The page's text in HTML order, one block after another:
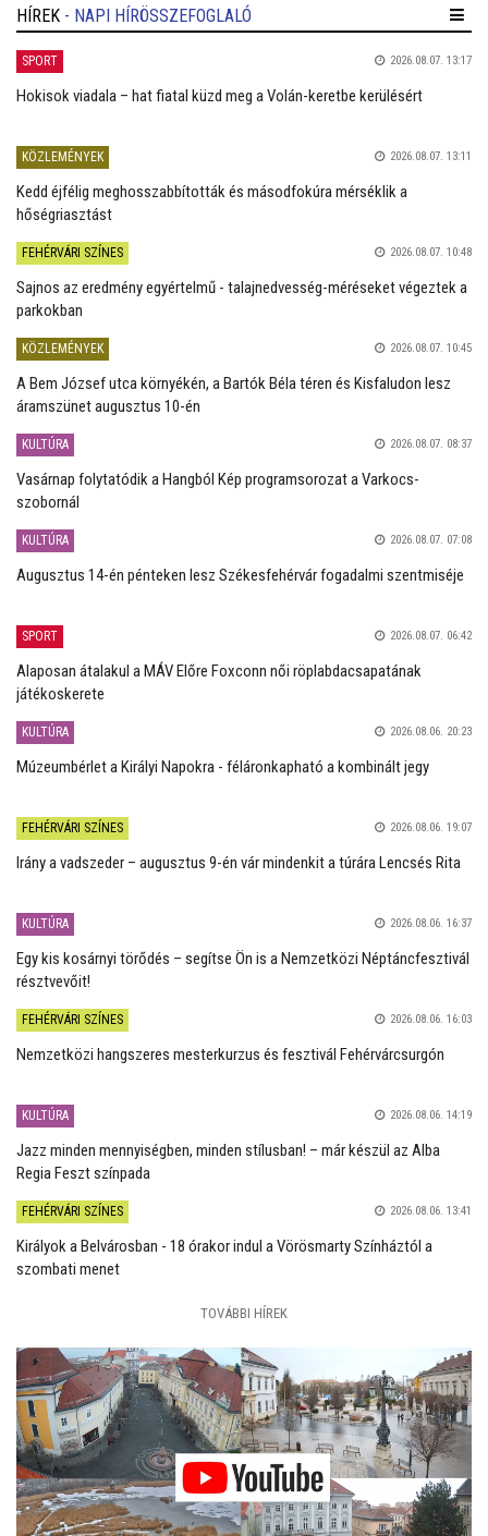
HÍREK - NAPI HÍRÖSSZEFOGLALÓ
SPORT 2026.08.07. 13:17
Hokisok viadala – hat fiatal küzd meg a Volán-keretbe kerülésért
KÖZLEMÉNYEK 2026.08.07. 13:11
Kedd éjfélig meghosszabbították és másodfokúra mérséklik a
hőségriasztást
FEHÉRVÁRI SZÍNES 2026.08.07. 10:48
Sajnos az eredmény egyértelmű - talajnedvesség-méréseket végeztek a
parkokban
KÖZLEMÉNYEK 2026.08.07. 10:45
A Bem József utca környékén, a Bartók Béla téren és Kisfaludon lesz
áramszünet augusztus 10-én
KULTÚRA 2026.08.07. 08:37
Vasárnap folytatódik a Hangból Kép programsorozat a Varkocs-
szobornál
KULTÚRA 2026.08.07. 07:08
Augusztus 14-én pénteken lesz Székesfehérvár fogadalmi szentmiséje
SPORT 2026.08.07. 06:42
Alaposan átalakul a MÁV Előre Foxconn női röplabdacsapatának
játékoskerete
KULTÚRA 2026.08.06. 20:23
Múzeumbérlet a Királyi Napokra - féláronkapható a kombinált jegy
FEHÉRVÁRI SZÍNES 2026.08.06. 19:07
Irány a vadszeder – augusztus 9-én vár mindenkit a túrára Lencsés Rita
KULTÚRA 2026.08.06. 16:37
Egy kis kosárnyi törődés – segítse Ön is a Nemzetközi Néptáncfesztivál
résztvevőit!
FEHÉRVÁRI SZÍNES 2026.08.06. 16:03
Nemzetközi hangszeres mesterkurzus és fesztivál Fehérvárcsurgón
KULTÚRA 2026.08.06. 14:19
Jazz minden mennyiségben, minden stílusban! – már készül az Alba
Regia Feszt színpada
FEHÉRVÁRI SZÍNES 2026.08.06. 13:41
Királyok a Belvárosban - 18 órakor indul a Vörösmarty Színháztól a
szombati menet
TOVÁBBI HÍREK